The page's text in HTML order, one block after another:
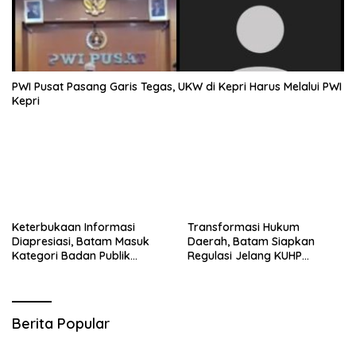
PWI Pusat Pasang Garis Tegas, UKW di Kepri Harus Melalui PWI
Kepri
Keterbukaan Informasi
Diapresiasi, Batam Masuk
Kategori Badan Publik
Transformasi Hukum
Daerah, Batam Siapkan
Regulasi Jelang KUHP
Berita Popular